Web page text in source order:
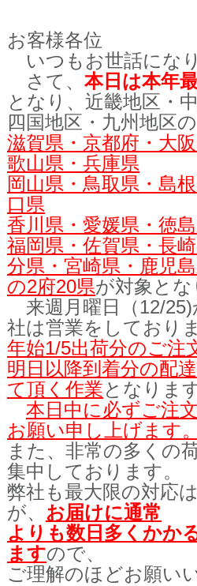
お客様各位
いつもお世話になり
さて、 本日は本年
となり、近畿地区・
四国地区・九州地区の
滋賀県・京都府・大
歌山県・兵庫県
岡山県・鳥取県・島
口県
香川県・愛媛県・徳
福岡県・佐賀県・長
分県・宮崎県・鹿児
の2府20県が対象とな
来週月曜日（12/25)
社は営業をしており
年始1/5出荷分のご注
明日以降到着分の配
て頂く 作業となります
本日中に必ずご注
お願い申し上げます。
また、非常の多く の
集中しております。
弊社も最大限の対応
が、 お届けに通常
よりも数日多く かか
ますので、
ご理解のほどお願い